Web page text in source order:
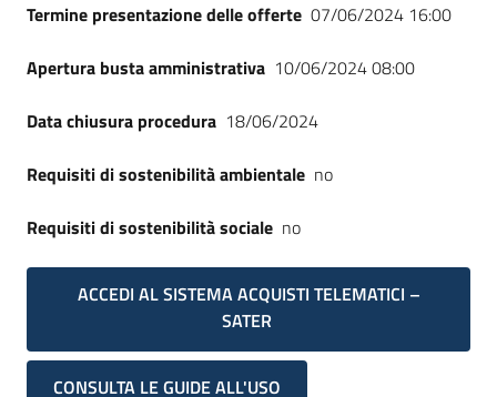
Termine presentazione delle offerte 07/06/2024 16:00
Apertura busta amministrativa 10/06/2024 08:00
Data chiusura procedura 18/06/2024
Requisiti di sostenibilità ambientale no
Requisiti di sostenibilità sociale no
ACCEDI AL SISTEMA ACQUISTI TELEMATICI –
SATER
CONSULTA LE GUIDE ALL'USO